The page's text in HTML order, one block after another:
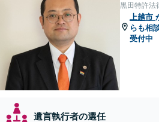
黒田特許法
上越市
らも相
受付中
遺言執行者の選任